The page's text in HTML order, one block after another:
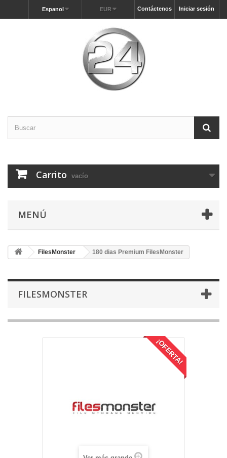
Iniciar sesión
Contáctenos
EUR
Espanol
Carrito vacío
MENÚ
FilesMonster 180 dias Premium FilesMonster
FILESMONSTER
¡OFERTA!